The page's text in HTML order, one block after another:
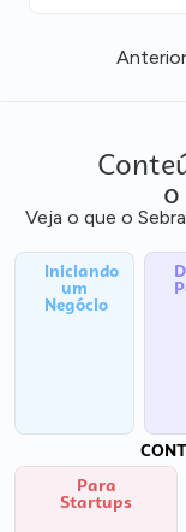
Anterior
o
Veja o que o
Iniciando
um
Negócio
Para
Startups